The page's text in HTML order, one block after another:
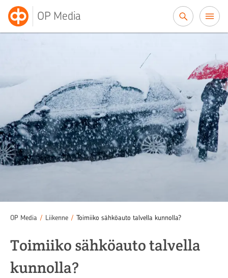
OP Media
OP Media / Liikenne / Toimiiko sähköauto talvella kunnolla?
Toimiiko sähköauto talvella
kunnolla?